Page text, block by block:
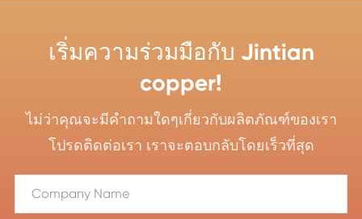
เริ่มความร่วมมือกับ Jintian
copper!
ไม่ว่าคุณจะมีคำถามใดๆเกี่ยวกับผลิตภัณฑ์ของเรา
โปรดติดต่อเรา เราจะตอบกลับโดยเร็วที่สุด